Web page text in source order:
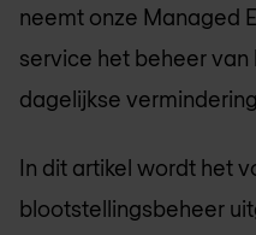
neemt onze Managed
service het beheer
dagelijkse
In dit artikel wordt het
blootstellingsbeheer